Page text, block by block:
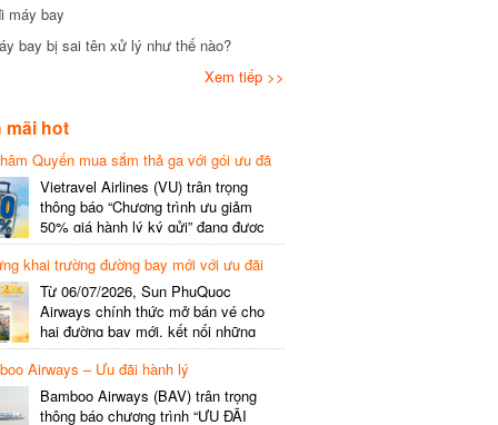
bay
bay bị sai tên xử lý như thế nào?
Xem tiếp >>
hot
Quyến mua sắm thả ga với gói ưu đã
gói cước
Vietravel Airlines (VU) trân trọng
thông báo “Chương trình ưu giảm
50% giá hành lý ký gửi” đang được
triển khai cho đường bay quốc tế mới
kết nối từ TP. Hồ Chí Minh
(SGN) đi Thâm Quyến – Trung Quốc
(SZX), chi tiết như sau: LỊCH BAY
CHI TIẾT Đường bay SHCB Giờ khởi
hành Giờ đến Tần suất…
khai trường đường bay mới với ưu đãi
Từ 06/07/2026, Sun PhuQuoc
Airways chính thức mở bán vé cho
hai đường bay mới, kết nối những
điểm đến giàu trải nghiệm, giúp hành
khách khám phá vẻ đẹp thiên nhiên
và văn hóa của miền Trung Việt Nam.
Thông tin đường bay mới Đường bay
Airways – Ưu đãi hành lý
Bamboo Airways (BAV) trân trọng
thông báo chương trình “ƯU ĐÃI